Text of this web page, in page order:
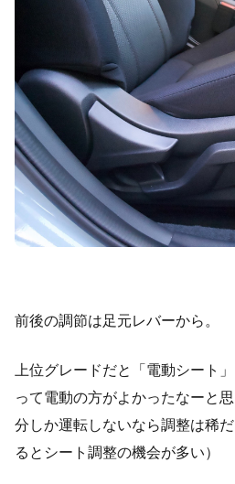
前後の調節は足元レバーから。
上位グレードだと「電動シート
って電動の方がよかったなーと
分しか運転しないなら調整は稀
るとシート調整の機会が多い）